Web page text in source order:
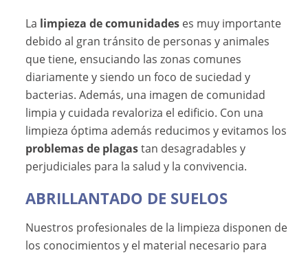
La limpieza de comunidades es muy importante
debido al gran tránsito de personas y animales
que tiene, ensuciando las zonas comunes
diariamente y siendo un foco de suciedad y
bacterias. Además, una imagen de comunidad
limpia y cuidada revaloriza el edificio. Con una
limpieza óptima además reducimos y evitamos los
problemas de plagastan desagradables y
perjudiciales para la salud y la convivencia.
ABRILLANTADO DE SUELOS
Nuestros profesionales de la limpieza disponen de
los conocimientos y el material necesario para